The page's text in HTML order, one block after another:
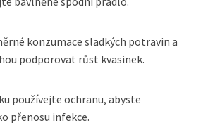
konzumace sladkých potravin a
podporovat růst kvasinek.
používejte ochranu, abyste
přenosu infekce.